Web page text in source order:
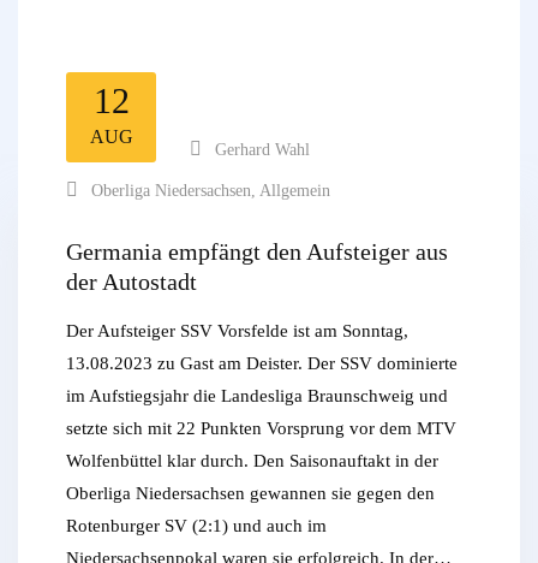
12
AUG
Gerhard Wahl
Oberliga Niedersachsen Allgemein
Germania empfängt den Aufsteiger aus
der Autostadt
Der Aufsteiger SSV Vorsfelde ist am Sonntag,
13.08.2023 zu Gast am Deister. Der SSV dominierte
im Aufstiegsjahr die Landesliga Braunschweig und
setzte sich mit 22 Punkten Vorsprung vor dem MTV
Wolfenbüttel klar durch. Den Saisonauftakt in der
Oberliga Niedersachsen gewannen sie gegen den
Rotenburger SV (2:1) und auch im
Niedersachsenpokal waren sie erfolgreich. In der…